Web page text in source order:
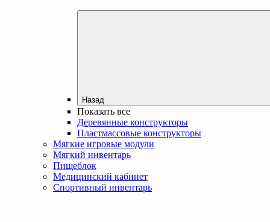
Назад
Показать все
Деревянные конструкторы
Пластмассовые конструкторы
Мягкие игровые модули
Мягкий инвентарь
Пищеблок
Медицинский кабинет
Спортивный инвентарь